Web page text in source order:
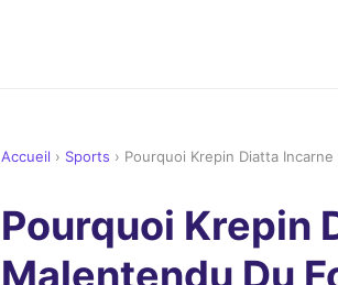
Accueil › Sports › Pourquoi Krepin Diatta
Pourquoi Krepin
Malentendu Du